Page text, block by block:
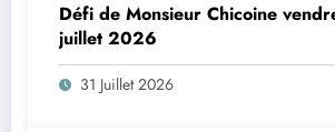
Défi de Monsieur Chicoine
juillet 2026
31 Juillet 2026